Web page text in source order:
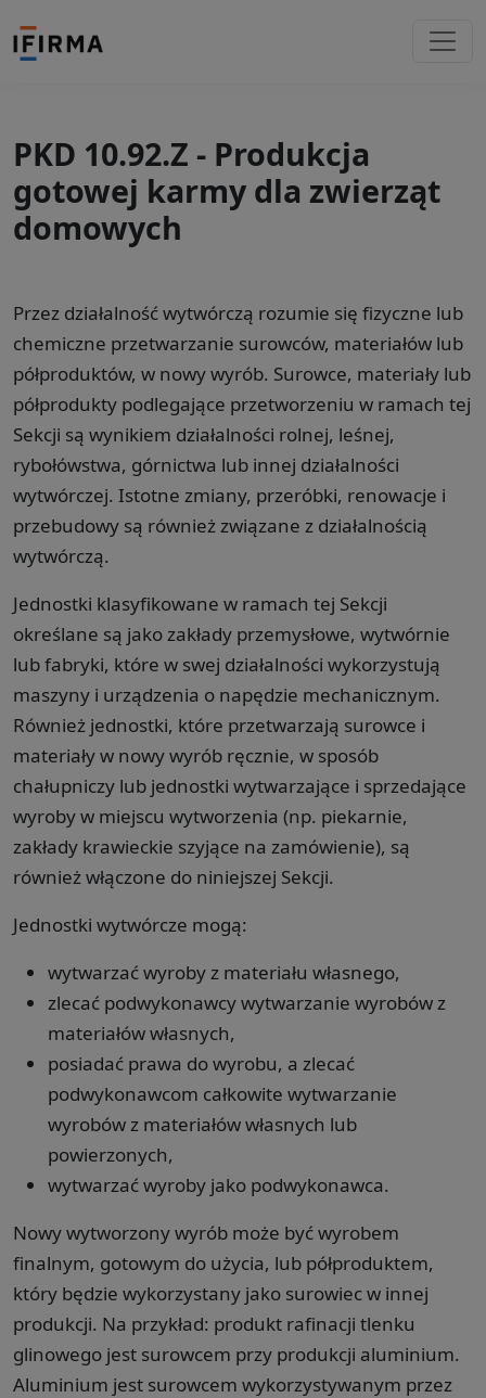
PKD 10.92.Z - Produkcja
gotowej karmy dla zwierząt
domowych
Przez działalność wytwórczą rozumie się fizyczne lub
chemiczne przetwarzanie surowców, materiałów lub
półproduktów, w nowy wyrób. Surowce, materiały lub
półprodukty podlegające przetworzeniu w ramach tej
Sekcji są wynikiem działalności rolnej, leśnej,
rybołówstwa, górnictwa lub innej działalności
wytwórczej. Istotne zmiany, przeróbki, renowacje i
przebudowy są również związane z działalnością
wytwórczą.
Jednostki klasyfikowane w ramach tej Sekcji
określane są jako zakłady przemysłowe, wytwórnie
lub fabryki, które w swej działalności wykorzystują
maszyny i urządzenia o napędzie mechanicznym.
Również jednostki, które przetwarzają surowce i
materiały w nowy wyrób ręcznie, w sposób
chałupniczy lub jednostki wytwarzające i sprzedające
wyroby w miejscu wytworzenia (np. piekarnie,
zakłady krawieckie szyjące na zamówienie), są
również włączone do niniejszej Sekcji.
Jednostki wytwórcze mogą:
wytwarzać wyroby z materiału własnego,
zlecać podwykonawcy wytwarzanie wyrobów z
materiałów własnych,
posiadać prawa do wyrobu, a zlecać
podwykonawcom całkowite wytwarzanie
wyrobów z materiałów własnych lub
powierzonych,
wytwarzać wyroby jako podwykonawca.
Nowy wytworzony wyrób może być wyrobem
finalnym, gotowym do użycia, lub półproduktem,
który będzie wykorzystany jako surowiec w innej
produkcji. Na przykład: produkt rafinacji tlenku
glinowego jest surowcem przy produkcji aluminium.
Aluminium jest surowcem wykorzystywanym przez